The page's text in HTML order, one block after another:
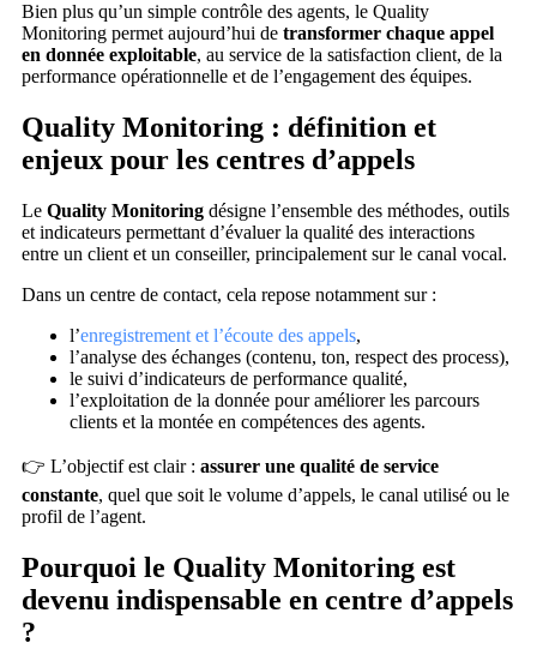
Bien plus qu’un simple contrôle des agents, le Quality
Monitoring permet aujourd’hui de transformer chaque appel
en donnée exploitable, au service de la satisfaction client, de la
performance opérationnelle et de l’engagement des équipes.
Quality Monitoring : définition et
enjeux pour les centres d’appels
Le Quality Monitoring désigne l’ensemble des méthodes, outils
et indicateurs permettant d’évaluer la qualité des interactions
entre un client et un conseiller, principalement sur le canal vocal.
Dans un centre de contact, cela repose notamment sur :
l’enregistrement et l’écoute des appels,
l’analyse des échanges (contenu, ton, respect des process),
le suivi d’indicateurs de performance qualité,
l’exploitation de la donnée pour améliorer les parcours
clients et la montée en compétences des agents.
👉 L’objectif est clair : assurer une qualité de service
constante, quel que soit le volume d’appels, le canal utilisé ou le
profil de l’agent.
Pourquoi le Quality Monitoring est
devenu indispensable en centre d’appels
?